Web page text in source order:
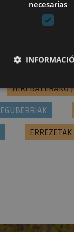
TABERNAK ETA
HIRI BATERAKO
EGUBERRIAK
ERREZETAK
necesarias
Cookies
Las cookies